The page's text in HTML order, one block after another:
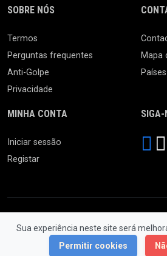
Sua experiência neste site será
Permitir cookies
SOBRE NÓS
Termos
Perguntas frequentes
Anti-Golpe
Privacidade
Mapa
Países
MINHA CONTA
Iniciar sessão
Registar
SIGA-
© 2026 Feira da Ladra. Todos os